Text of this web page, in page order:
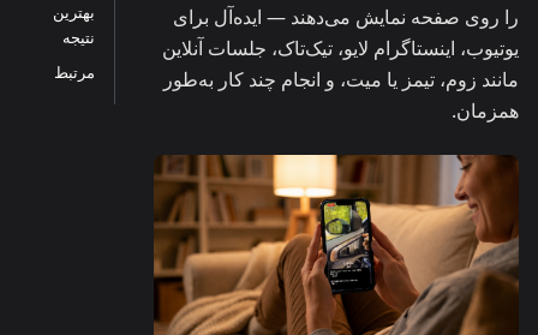
را روی صفحه نمایش می‌دهند — ایده‌آل برای
یوتیوب، اینستاگرام لایو، تیک‌تاک، جلسات آنلاین
مانند زوم، تیمز یا میت، و انجام چند کار به‌طور
همزمان.
بهترین
نتیجه
مرتبط